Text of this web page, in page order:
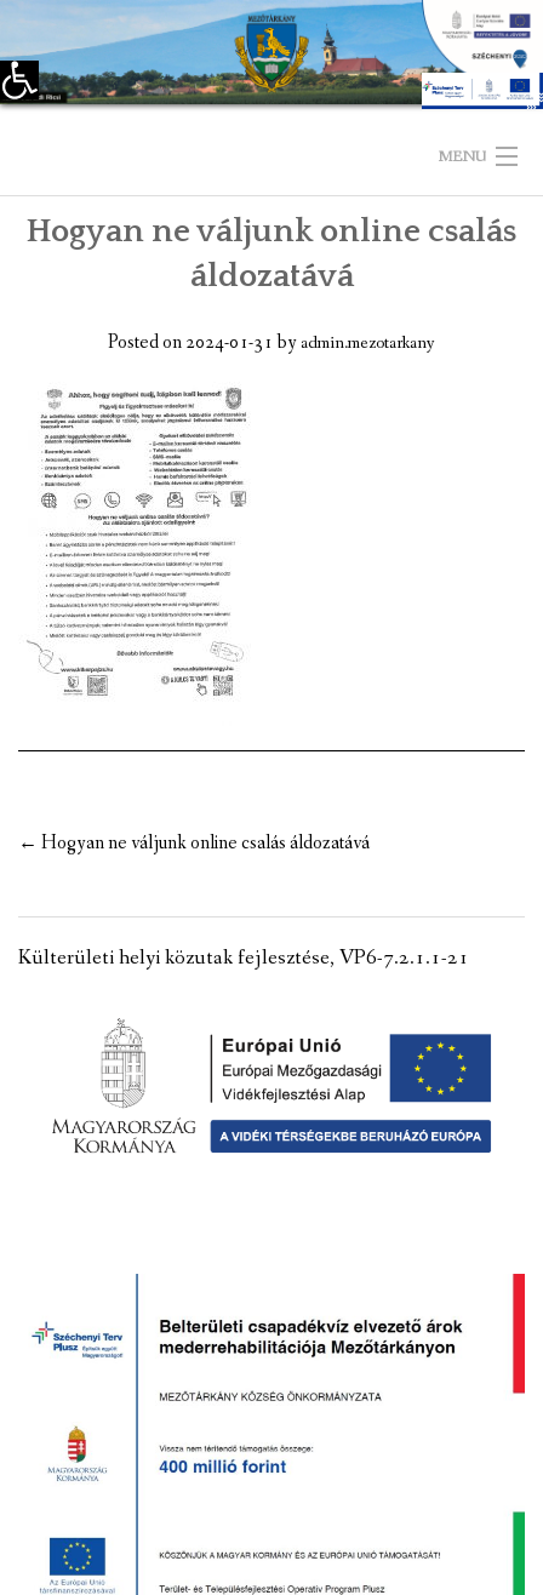
Eszköztár megnyitása
MENU
KEZDŐLAP
LÁTNIVALÓK
KAPCSOLAT
ÖNKORMÁNYZAT
KÉPVISELŐ-TESTÜLET
VÁLASZTÁSI INFORMÁCIÓK
NEMZETISÉGI ÖNKORMÁNYZAT
TÁRSULÁS
PÁLYÁZATOK
Hogyan ne váljunk online csalás
áldozatává
Posted on2024-01-31 byadmin.mezotarkany
Post
← Hogyan ne váljunk online csalás áldozatává
Külterületi helyi közutak fejlesztése, VP6-7.2.1.1-21